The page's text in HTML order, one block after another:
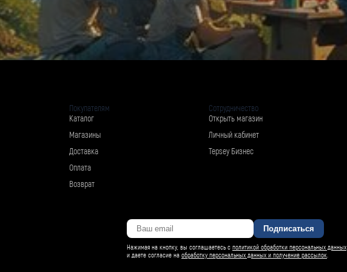
Покупателям
Каталог
Магазины
Доставка
Оплата
Возврат
Сотрудничество
Открыть магазин
Личный кабинет
Tepsey Бизнес
Подписаться
Нажимая на кнопку, вы соглашаетесь с политикой обработки персональных данных
и даете согласие на обработку персональных данных и получение рассылок